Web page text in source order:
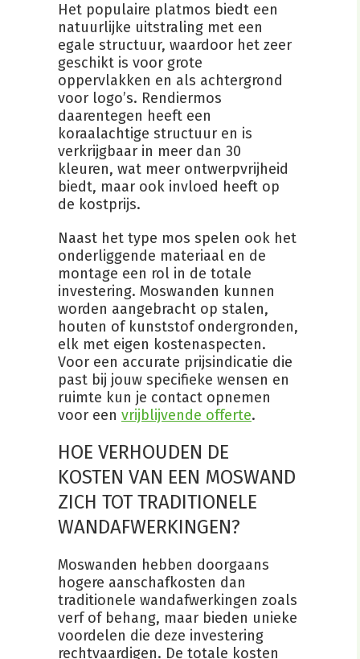
Het populaire platmos biedt een
natuurlijke uitstraling met een
egale structuur, waardoor het zeer
geschikt is voor grote
oppervlakken en als achtergrond
voor logo’s. Rendiermos
daarentegen heeft een
koraalachtige structuur en is
verkrijgbaar in meer dan 30
kleuren, wat meer ontwerpvrijheid
biedt, maar ook invloed heeft op
de kostprijs.
Naast het type mos spelen ook het
onderliggende materiaal en de
montage een rol in de totale
investering. Moswanden kunnen
worden aangebracht op stalen,
houten of kunststof ondergronden,
elk met eigen kostenaspecten.
Voor een accurate prijsindicatie die
past bij jouw specifieke wensen en
ruimte kun je contact opnemen
voor een vrijblijvende offerte.
HOE VERHOUDEN DE
KOSTEN VAN EEN MOSWAND
ZICH TOT TRADITIONELE
WANDAFWERKINGEN?
Moswanden hebben doorgaans
hogere aanschafkosten dan
traditionele wandafwerkingen zoals
verf of behang, maar bieden unieke
voordelen die deze investering
rechtvaardigen. De totale kosten